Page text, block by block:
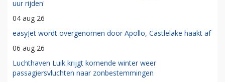
uur rijden'
04 aug 26
easyJet wordt overgenomen door Apollo, Castlelake haakt af
06 aug 26
Luchthaven Luik krijgt komende winter weer
passagiersvluchten naar zonbestemmingen